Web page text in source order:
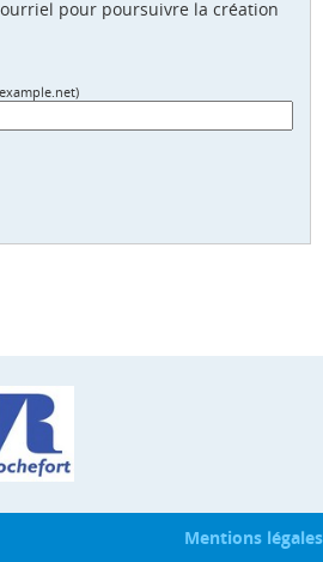
pour poursuivre la création
Mentions légales